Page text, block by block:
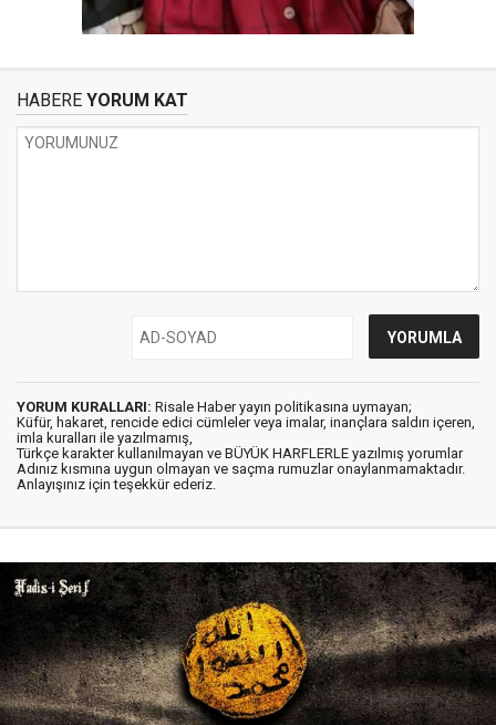
HABERE YORUM KAT
YORUM KURALLARI: Risale Haber yayın politikasına uymayan;
Küfür, hakaret, rencide edici cümleler veya imalar, inançlara saldırı içeren,
imla kuralları ile yazılmamış,
Türkçe karakter kullanılmayan ve BÜYÜK HARFLERLE yazılmış yorumlar
Adınız kısmına uygun olmayan ve saçma rumuzlar onaylanmamaktadır.
Anlayışınız için teşekkür ederiz.